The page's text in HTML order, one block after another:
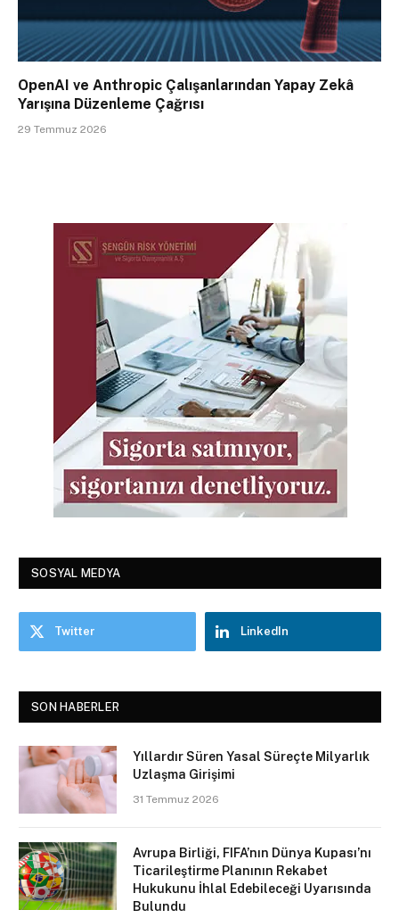
OpenAI ve Anthropic Çalışanlarından Yapay Zekâ
Yarışına Düzenleme Çağrısı
29 Temmuz 2026
SOSYAL MEDYA
Twitter LinkedIn
SON HABERLER
Yıllardır Süren Yasal Süreçte Milyarlık
Uzlaşma Girişimi
31 Temmuz 2026
Avrupa Birliği, FIFA’nın Dünya Kupası’nı
Ticarileştirme Planının Rekabet
Hukukunu İhlal Edebileceği Uyarısında
Bulundu